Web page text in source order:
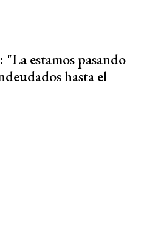
estamos pasando
hasta el